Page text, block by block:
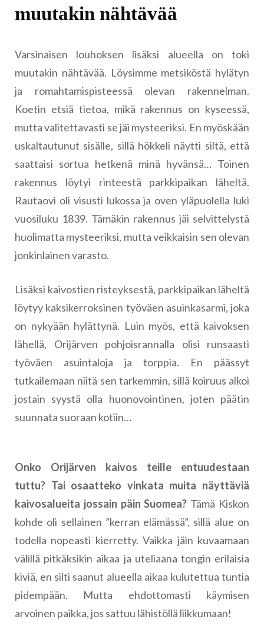
muutakin nähtävää
Varsinaisen louhoksen lisäksi alueella on toki
muutakin nähtävää. Löysimme metsiköstä hylätyn
ja romahtamispisteessä olevan rakennelman.
Koetin etsiä tietoa, mikä rakennus on kyseessä,
mutta valitettavasti se jäi mysteeriksi. En myöskään
uskaltautunut sisälle, sillä hökkeli näytti siltä, että
saattaisi sortua hetkenä minä hyvänsä… Toinen
rakennus löytyi rinteestä parkkipaikan läheltä.
Rautaovi oli visusti lukossa ja oven yläpuolella luki
vuosiluku 1839. Tämäkin rakennus jäi selvittelystä
huolimatta mysteeriksi, mutta veikkaisin sen olevan
jonkinlainen varasto.
Lisäksi kaivostien risteyksestä, parkkipaikan läheltä
löytyy kaksikerroksinen työväen asuinkasarmi, joka
on nykyään hylättynä. Luin myös, että kaivoksen
lähellä, Orijärven pohjoisrannalla olisi runsaasti
työväen asuintaloja ja torppia. En päässyt
tutkailemaan niitä sen tarkemmin, sillä koiruus alkoi
jostain syystä olla huonovointinen, joten päätin
suunnata suoraan kotiin…
Onko Orijärven kaivos teille entuudestaan
tuttu? Tai osaatteko vinkata muita näyttäviä
kaivosalueita jossain päin Suomea? Tämä Kiskon
kohde oli sellainen ”kerran elämässä”, sillä alue on
todella nopeasti kierretty. Vaikka jäin kuvaamaan
välillä pitkäksikin aikaa ja uteliaana tongin erilaisia
kiviä, en silti saanut alueella aikaa kulutettua tuntia
pidempään. Mutta ehdottomasti käymisen
arvoinen paikka, jos sattuu lähistöllä liikkumaan!